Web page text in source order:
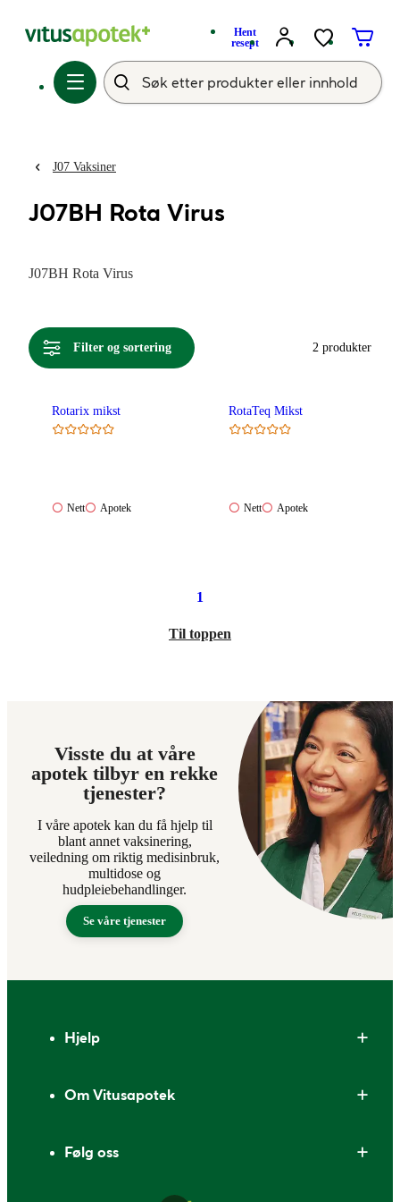
Hent
resept
J07 Vaksiner
J07BH Rota Virus
J07BH Rota Virus
Filter og sortering 2 produkter
Rotarix mikst
Nett:
Nett
Apotek:
Apotek
RotaTeq Mikst
Nett:
Nett
Apotek:
Apotek
1
Til toppen
Visste du at våre
apotek tilbyr en rekke
tjenester?
I våre apotek kan du få hjelp til
blant annet vaksinering,
veiledning om riktig medisinbruk,
multidose og
hudpleiebehandlinger.
Se våre tjenester
Hjelp
Om Vitusapotek
Følg oss